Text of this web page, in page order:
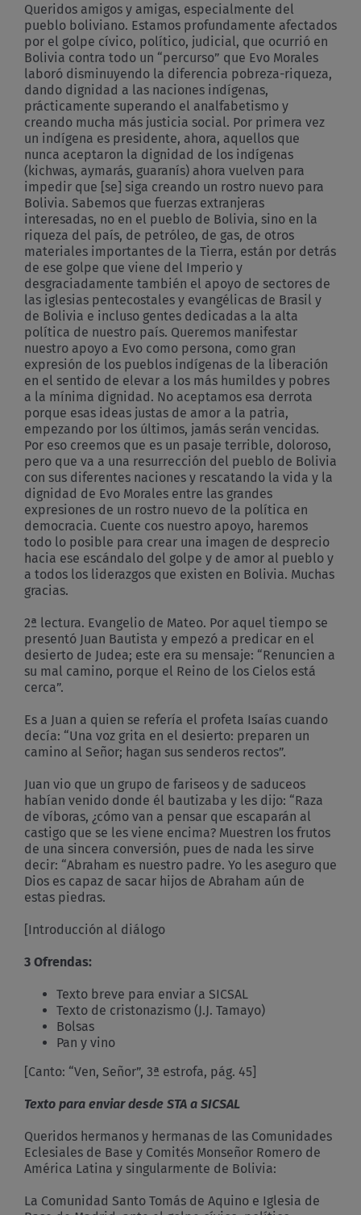
Queridos amigos y amigas, especialmente del
pueblo boliviano. Estamos profundamente afectados
por el golpe cívico, político, judicial, que ocurrió en
Bolivia contra todo un “percurso” que Evo Morales
laboró disminuyendo la diferencia pobreza-riqueza,
dando dignidad a las naciones indígenas,
prácticamente superando el analfabetismo y
creando mucha más justicia social. Por primera vez
un indígena es presidente, ahora, aquellos que
nunca aceptaron la dignidad de los indígenas
(kichwas, aymarás, guaranís) ahora vuelven para
impedir que [se] siga creando un rostro nuevo para
Bolivia. Sabemos que fuerzas extranjeras
interesadas, no en el pueblo de Bolivia, sino en la
riqueza del país, de petróleo, de gas, de otros
materiales importantes de la Tierra, están por detrás
de ese golpe que viene del Imperio y
desgraciadamente también el apoyo de sectores de
las iglesias pentecostales y evangélicas de Brasil y
de Bolivia e incluso gentes dedicadas a la alta
política de nuestro país. Queremos manifestar
nuestro apoyo a Evo como persona, como gran
expresión de los pueblos indígenas de la liberación
en el sentido de elevar a los más humildes y pobres
a la mínima dignidad. No aceptamos esa derrota
porque esas ideas justas de amor a la patria,
empezando por los últimos, jamás serán vencidas.
Por eso creemos que es un pasaje terrible, doloroso,
pero que va a una resurrección del pueblo de Bolivia
con sus diferentes naciones y rescatando la vida y la
dignidad de Evo Morales entre las grandes
expresiones de un rostro nuevo de la política en
democracia. Cuente cos nuestro apoyo, haremos
todo lo posible para crear una imagen de desprecio
hacia ese escándalo del golpe y de amor al pueblo y
a todos los liderazgos que existen en Bolivia. Muchas
gracias.
2ª lectura. Evangelio de Mateo. Por aquel tiempo se
presentó Juan Bautista y empezó a predicar en el
desierto de Judea; este era su mensaje: “Renuncien a
su mal camino, porque el Reino de los Cielos está
cerca”.
Es a Juan a quien se refería el profeta Isaías cuando
decía: “Una voz grita en el desierto: preparen un
camino al Señor; hagan sus senderos rectos”.
Juan vio que un grupo de fariseos y de saduceos
habían venido donde él bautizaba y les dijo: “Raza
de víboras, ¿cómo van a pensar que escaparán al
castigo que se les viene encima? Muestren los frutos
de una sincera conversión, pues de nada les sirve
decir: “Abraham es nuestro padre. Yo les aseguro que
Dios es capaz de sacar hijos de Abraham aún de
estas piedras.
[Introducción al diálogo
3 Ofrendas:
Texto breve para enviar a SICSAL
Texto de cristonazismo (J.J. Tamayo)
Bolsas
Pan y vino
[Canto: “Ven, Señor”, 3ª estrofa, pág. 45]
Texto para enviar desde STA a SICSAL
Queridos hermanos y hermanas de las Comunidades
Eclesiales de Base y Comités Monseñor Romero de
América Latina y singularmente de Bolivia:
La Comunidad Santo Tomás de Aquino e Iglesia de